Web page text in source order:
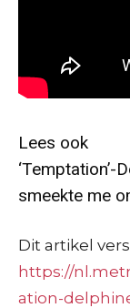
Lees ook
smeekte me
Dit artikel
https://
ation-